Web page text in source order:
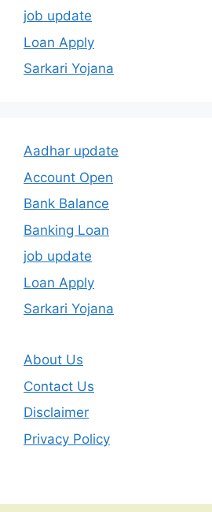
job update
Loan Apply
Sarkari Yojana
Aadhar update
Account Open
Bank Balance
Banking Loan
job update
Loan Apply
Sarkari Yojana
About Us
Contact Us
Disclaimer
Privacy Policy